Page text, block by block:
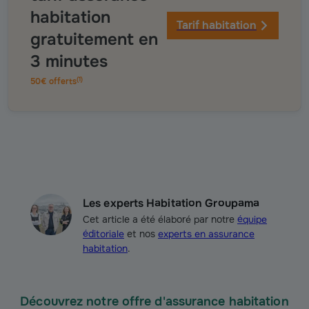
habitation
gratuitement en
3 minutes
50€ offerts(1)
Tarif habitation
Les experts Habitation Groupama
Cet article a été élaboré par notre équipe
éditoriale et nos experts en assurance
habitation.
Découvrez notre offre d'assurance habitation